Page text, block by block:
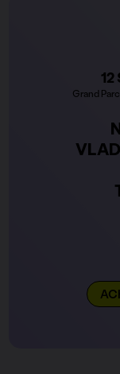
12
Grand